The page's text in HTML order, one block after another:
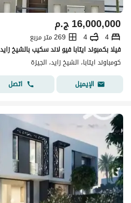
ج.م16,000,000
4
4
269 متر مربع
فيلا بكمبوند ايتابا فيو لاند سكيب بالشيخ
كومباوند ايتابا، الشيخ زايد، الجيزة
الإيميل
اتصل